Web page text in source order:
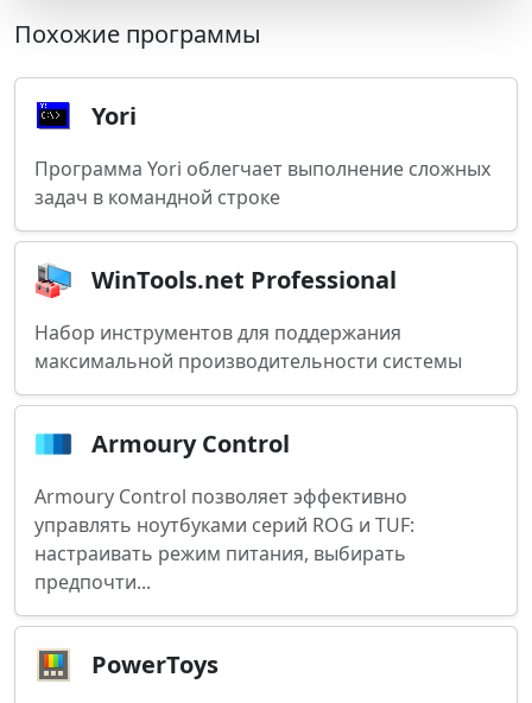
Похожие программы
Yori
Программа Yori облегчает выполнение сложных
задач в командной строке
WinTools.net Professional
Набор инструментов для поддержания
максимальной производительности системы
Armoury Control
Armoury Control позволяет эффективно
управлять ноутбуками серий ROG и TUF:
настраивать режим питания, выбирать
предпочти...
PowerToys